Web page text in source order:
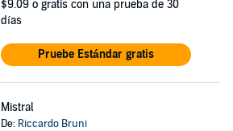
$9.09 o gratis con una prueba de 30
días
Pruebe Estándar gratis
Mistral
De: Riccardo Bruni